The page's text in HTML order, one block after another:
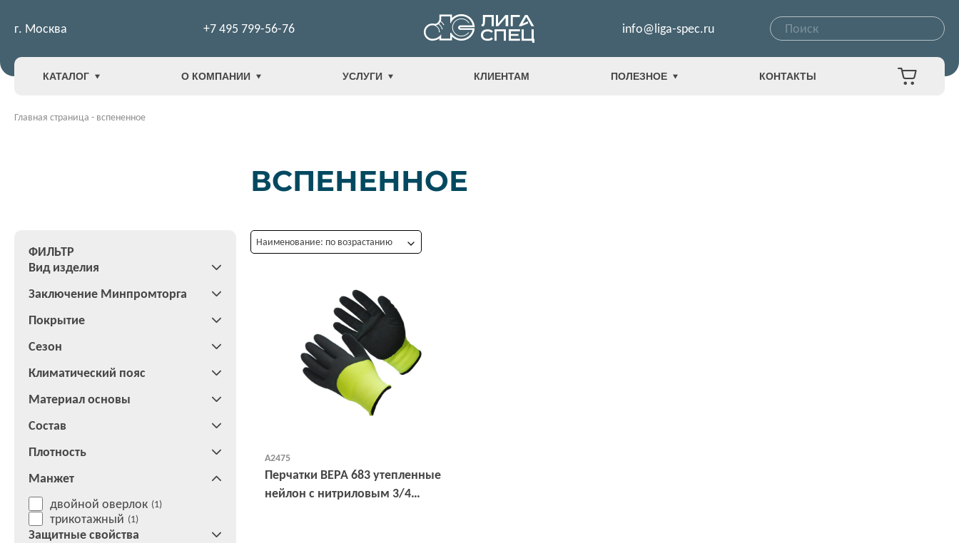
г. Москва +7 495 799-56-76 info@liga-spec.ru
КАТАЛОГ О КОМПАНИИ УСЛУГИ КЛИЕНТАМ ПОЛЕЗНОЕ КОНТАКТЫ
Главная страница - вспененное
ВСПЕНЕННОЕ
ФИЛЬТР
Вид изделия
Заключение Минпромторга
Покрытие
Сезон
Климатический пояс
Материал основы
Состав
Плотность
Манжет
двойной оверлок (1)
трикотажный (1)
Защитные свойства
Наименование: по возрастанию
А2475
Перчатки ВЕРА 683 утепленные
нейлон с нитриловым 3/4